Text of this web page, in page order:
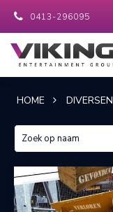
0413-296095
HOME DIVERSEN